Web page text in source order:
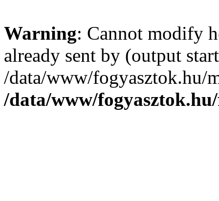
Warning: Cannot modify
already sent by (output
/data/www/fogyasztok.hu/
/data/www/